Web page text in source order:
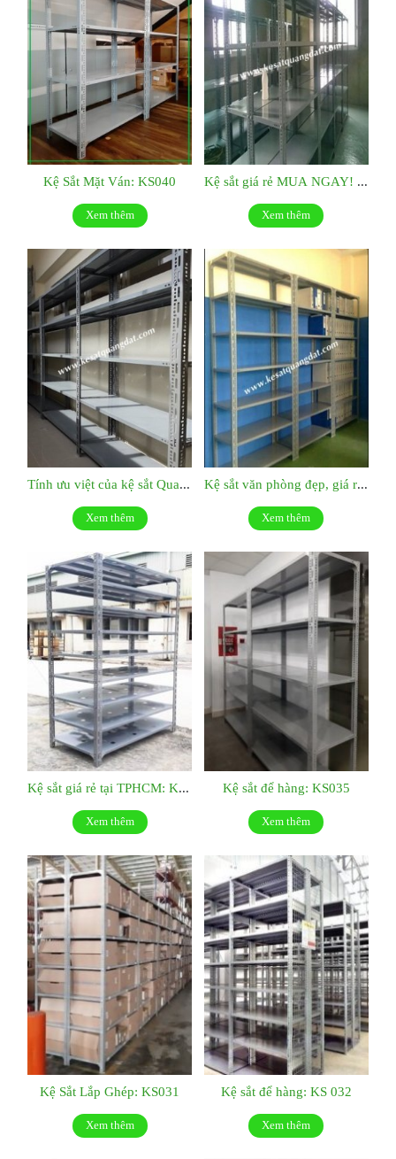
Kệ Sắt Mặt Ván: KS040
Xem thêm
Kệ sắt giá rẻ MUA NGAY! KS039
Xem thêm
Tính ưu việt của kệ sắt Quang Đạt:KS038
Xem thêm
Kệ sắt văn phòng đẹp, giá rẻ: KS037
Xem thêm
Kệ sắt giá rẻ tại TPHCM: KS036
Xem thêm
Kệ sắt để hàng: KS035
Xem thêm
Kệ Sắt Lắp Ghép: KS031
Xem thêm
Kệ sắt để hàng: KS 032
Xem thêm